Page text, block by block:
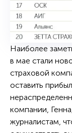
Наиболее
в мае стали
страховой
оставить
компании,
журналистам,